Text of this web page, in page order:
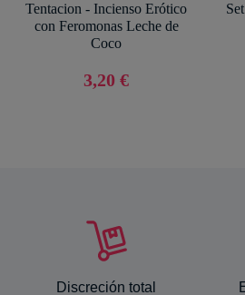
Tentacion - Incienso Erótico
con Feromonas Leche de
Coco
3,20 €
Discreción total